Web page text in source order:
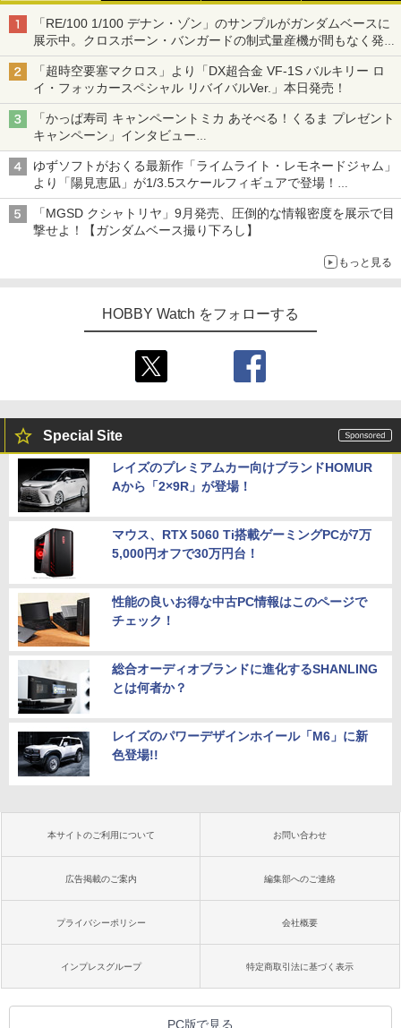
「RE/100 1/100 デナン・ゾン」のサンプルがガンダムベースに
展示中。クロスボーン・バンガードの制式量産機が間もなく発送
【ガンダムベース撮り下ろし】
「超時空要塞マクロス」より「DX超合金 VF-1S バルキリー ロ
イ・フォッカースペシャル リバイバルVer.」本日発売！
「かっぱ寿司 キャンペーントミカ あそべる！くるま プレゼント
キャンペーン」インタビュー
子どもが楽しめるかっぱ寿司ならではの体験とコラボの楽しさを
追求
ゆずソフトがおくる最新作「ライムライト・レモネードジャム」
より「陽見恵凪」が1/3.5スケールフィギュアで登場！
メガネ姿も表現できるオプションパーツが付属
「MGSD クシャトリヤ」9月発売、圧倒的な情報密度を展示で目
撃せよ！【ガンダムベース撮り下ろし】
もっと見る
HOBBY Watch をフォローする
Special Site
レイズのプレミアムカー向けブランドHOMUR
Aから「2×9R」が登場！
マウス、RTX 5060 Ti搭載ゲーミングPCが7万
5,000円オフで30万円台！
性能の良いお得な中古PC情報はこのページで
チェック！
総合オーディオブランドに進化するSHANLING
とは何者か？
レイズのパワーデザインホイール「M6」に新
色登場!!
本サイトのご利用について お問い合わせ
広告掲載のご案内 編集部へのご連絡
プライバシーポリシー 会社概要
インプレスグループ 特定商取引法に基づく表示
PC版で見る